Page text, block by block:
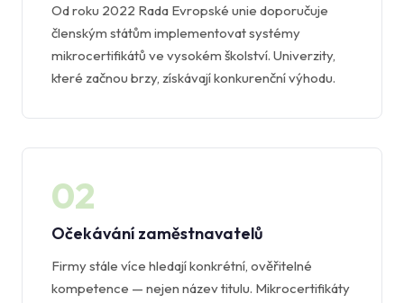
Od roku 2022 Rada Evropské unie doporučuje
členským státům implementovat systémy
mikrocertifikátů ve vysokém školství. Univerzity,
které začnou brzy, získávají konkurenční výhodu.
02
Očekávání zaměstnavatelů
Firmy stále více hledají konkrétní, ověřitelné
kompetence — nejen název titulu. Mikrocertifikáty